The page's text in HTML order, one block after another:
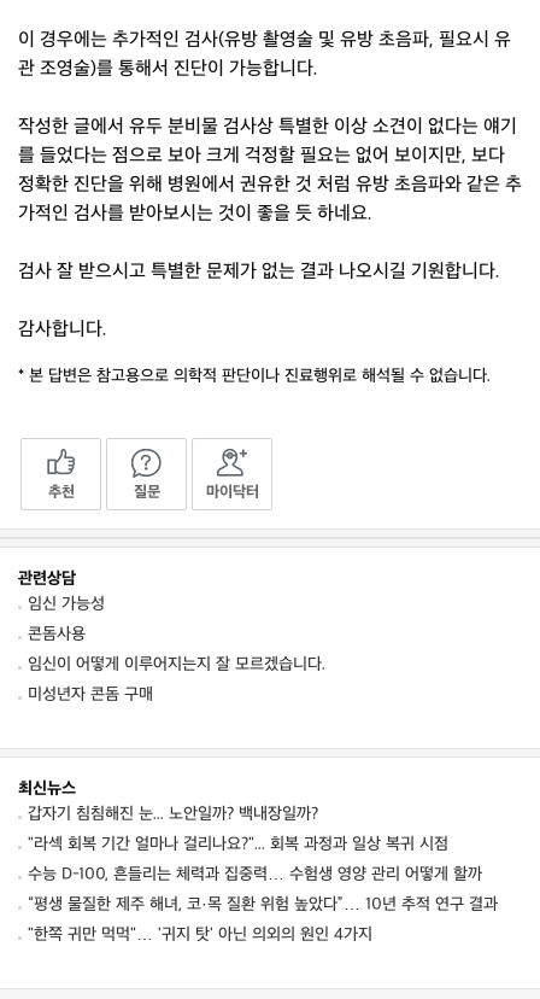
이 경우에는 추가적인 검사(유방 촬영술 및 유방 초음파, 필요시 유
관 조영술)를 통해서 진단이 가능합니다.
작성한 글에서 유두 분비물 검사상 특별한 이상 소견이 없다는 얘기
를 들었다는 점으로 보아 크게 걱정할 필요는 없어 보이지만, 보다
정확한 진단을 위해 병원에서 권유한 것 처럼 유방 초음파와 같은 추
가적인 검사를 받아보시는 것이 좋을 듯 하네요.
검사 잘 받으시고 특별한 문제가 없는 결과 나오시길 기원합니다.
감사합니다.
* 본 답변은 참고용으로 의학적 판단이나 진료행위로 해석될 수 없습니다.
추천 질문 마이닥터
관련상담
임신 가능성
콘돔사용
임신이 어떻게 이루어지는지 잘 모르겠습니다.
미성년자 콘돔 구매
최신뉴스
갑자기 침침해진 눈... 노안일까? 백내장일까?
"라섹 회복 기간 얼마나 걸리나요?"... 회복 과정과 일상 복귀 시점
수능 D-100, 흔들리는 체력과 집중력… 수험생 영양 관리 어떻게 할까
“평생 물질한 제주 해녀, 코·목 질환 위험 높았다”… 10년 추적 연구 결과
"한쪽 귀만 먹먹"… '귀지 탓' 아닌 의외의 원인 4가지